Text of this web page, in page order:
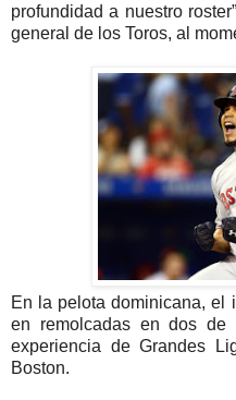
profundidad a nuestro
general de los Toros, al
En la pelota dominicana, el
en remolcadas en dos de
experiencia de Grandes
Boston.